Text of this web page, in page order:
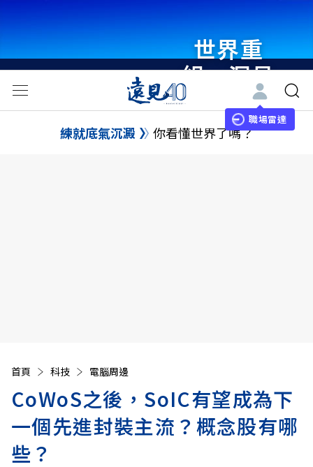
世界重
組・洞見
未來 與
世界領袖
職場雷達
練就底氣沉澱 你看懂世界了嗎？
首頁 科技 電腦周邊
CoWoS之後，SoIC有望成為下
一個先進封裝主流？概念股有哪
些？